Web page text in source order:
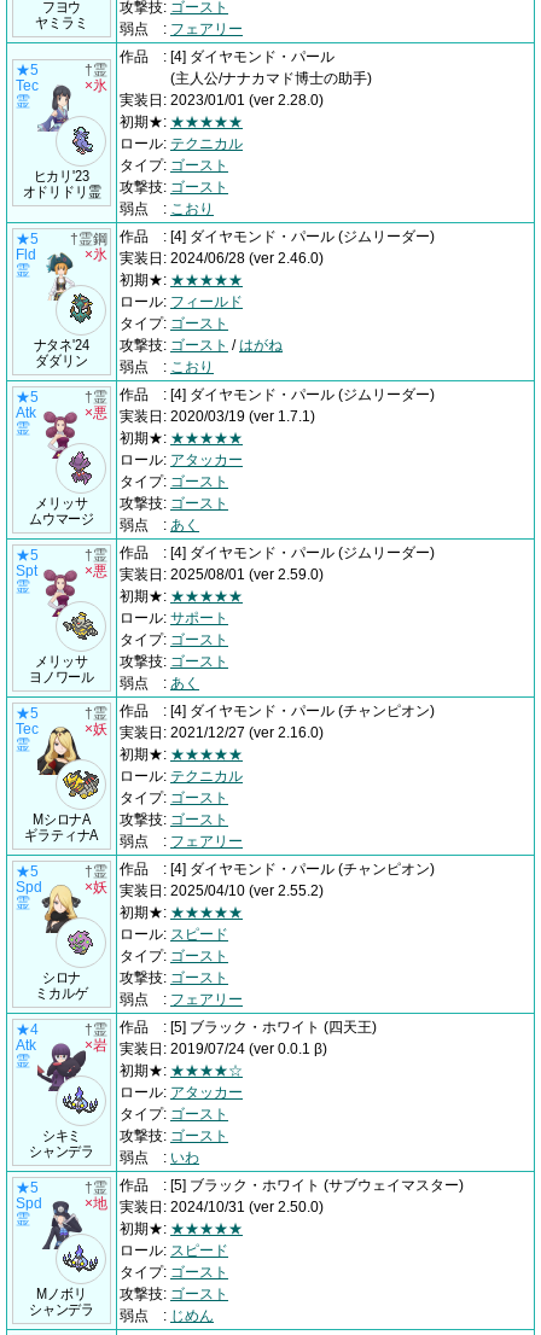
フヨウ
ヤミラミ
攻撃技: ゴースト
弱点
: フェアリー
★5
Tec
霊
ヒカリ'23
オドリドリ霊
†霊
×氷
作品 : [4] ダイヤモンド・パール
(主人公/ナナカマド博士の助手)
実装日 : 2023/01/01 (ver 2.28.0)
初期★: ★★★★★
ロール: テクニカル
タイプ: ゴースト
攻撃技: ゴースト
弱点
: こおり
★5
Fld
霊
ナタネ'24
ダダリン
†霊鋼
×氷
作品 : [4] ダイヤモンド・パール (ジムリーダー)
実装日 : 2024/06/28 (ver 2.46.0)
初期★: ★★★★★
ロール: フィールド
タイプ: ゴースト
攻撃技: ゴースト /はがね
弱点
: こおり
★5
Atk
霊
メリッサ
ムウマージ
†霊
×悪
作品 : [4] ダイヤモンド・パール (ジムリーダー)
実装日 : 2020/03/19 (ver 1.7.1)
初期★: ★★★★★
ロール: アタッカー
タイプ: ゴースト
攻撃技: ゴースト
弱点
: あく
★5
Spt
霊
メリッサ
ヨノワール
†霊
×悪
作品 : [4] ダイヤモンド・パール (ジムリーダー)
実装日 : 2025/08/01 (ver 2.59.0)
初期★: ★★★★★
ロール: サポート
タイプ: ゴースト
攻撃技: ゴースト
弱点
: あく
★5
Tec
霊
MシロナA
ギラティナA
†霊
×妖
作品 : [4] ダイヤモンド・パール (チャンピオン)
実装日 : 2021/12/27 (ver 2.16.0)
初期★: ★★★★★
ロール: テクニカル
タイプ: ゴースト
攻撃技: ゴースト
弱点
: フェアリー
★5
Spd
霊
シロナ
ミカルゲ
†霊
×妖
作品 : [4] ダイヤモンド・パール (チャンピオン)
実装日 : 2025/04/10 (ver 2.55.2)
初期★: ★★★★★
ロール: スピード
タイプ: ゴースト
攻撃技: ゴースト
弱点
: フェアリー
★4
Atk
霊
シキミ
シャンデラ
†霊
×岩
作品 : [5] ブラック・ホワイト (四天王)
実装日 : 2019/07/24 (ver 0.0.1 β)
初期★: ★★★★☆
ロール: アタッカー
タイプ: ゴースト
攻撃技: ゴースト
弱点
: いわ
★5
Spd
霊
Mノボリ
シャンデラ
†霊
×地
作品 : [5] ブラック・ホワイト (サブウェイマスター)
実装日 : 2024/10/31 (ver 2.50.0)
初期★: ★★★★★
ロール: スピード
タイプ: ゴースト
攻撃技: ゴースト
弱点
: じめん